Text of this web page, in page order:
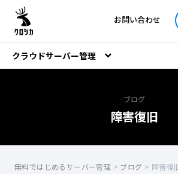
お問い合わせ
クラウドサーバー管理
ブログ
障害復旧
無料ではじめるサーバー管理 > ブログ > 障害復